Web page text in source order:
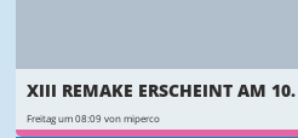
XIII REMAKE ERSCHEINT AM
Freitag um 08:09 von miperco